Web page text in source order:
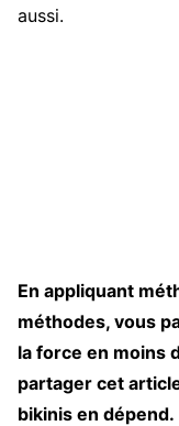
aussi.
En appliquant
méthodes, vous
la force en moins
partager cet
bikinis en dépend.